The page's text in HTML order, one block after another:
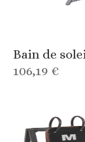
Bain de
106,19 €